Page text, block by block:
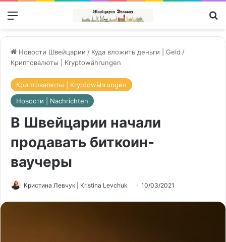
Меню
Новости Швейцарии / Куда вложить деньги | Geld /
Криптовалюты | Kryptowährungen
Криптовалюты | Kryptowährungen
Новости | Nachrichten
В Швейцарии начали
продавать биткоин-
ваучеры
Кристина Левчук | Kristina Levchuk 10/03/2021